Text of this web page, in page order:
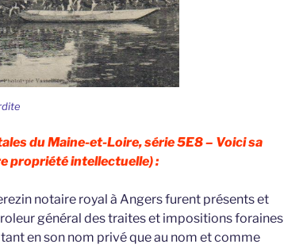
du Maine-et-Loire, série 5E8 – Voici sa
propriété intellectuelle) :
notaire royal à Angers furent présents et
général des traites et impositions foraines
en son nom privé que au nom et comme